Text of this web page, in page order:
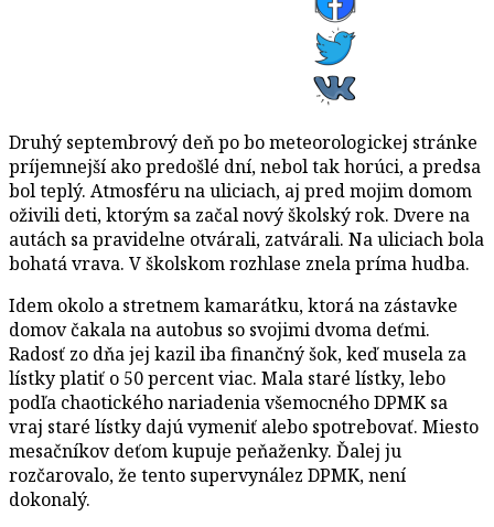
Druhý septembrový deň po bo meteorologickej stránke
príjemnejší ako predošlé dní, nebol tak horúci, a predsa
bol teplý. Atmosféru na uliciach, aj pred mojim domom
oživili deti, ktorým sa začal nový školský rok. Dvere na
autách sa pravidelne otvárali, zatvárali. Na uliciach bola
bohatá vrava. V školskom rozhlase znela príma hudba.
Idem okolo a stretnem kamarátku, ktorá na zástavke
domov čakala na autobus so svojimi dvoma deťmi.
Radosť zo dňa jej kazil iba finančný šok, keď musela za
lístky platiť o 50 percent viac. Mala staré lístky, lebo
podľa chaotického nariadenia všemocného DPMK sa
vraj staré lístky dajú vymeniť alebo spotrebovať. Miesto
mesačníkov deťom kupuje peňaženky. Ďalej ju
rozčarovalo, že tento supervynález DPMK, není
dokonalý.